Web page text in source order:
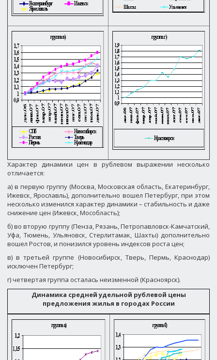
Характер динамики цен в рублевом выражении несколько
отличается:
а) в первую группу (Москва, Московская область, Екатеринбург,
Ижевск, Ярославль), дополнительно вошел Петербург, при этом
несколько изменился характер динамики – стабильность и даже
снижение цен (Ижевск, Мособласть);
б) во вторую группу (Пенза, Рязань, Петропавловск-Камчатский,
Уфа, Тюмень, Ульяновск, Стерлитамак, Шахты) дополнительно
вошел Ростов, и понизился уровень индексов роста цен;
в) в третьей группе (Новосибирск, Тверь, Пермь, Краснодар)
исключен Петербург;
г) четвертая группа осталась неизменной (Красноярск).
Динамика средней удельной рублевой цены
предложения жилья в городах России